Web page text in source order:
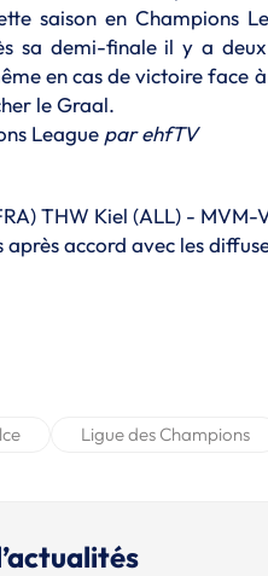
saison en Champions
sa demi-finale il y a
en cas de victoire face
le Graal.
League parehfTV
THW Kiel (ALL) - MVM-
après accord avec les
Ligue des Champions